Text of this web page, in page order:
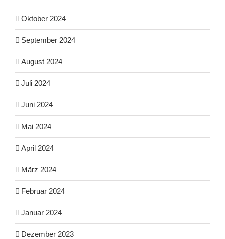
Oktober 2024
September 2024
August 2024
Juli 2024
Juni 2024
Mai 2024
April 2024
März 2024
Februar 2024
Januar 2024
Dezember 2023